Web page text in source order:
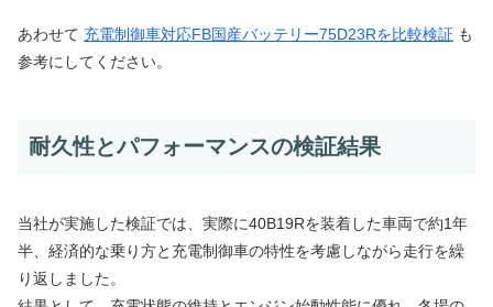
あわせて 充電制御車対応FB国産バッテリー75D23Rを比較検証 も
参考にしてください。
耐久性とパフォーマンスの検証結果
当社が実施した検証では、実際に40B19Rを装着した車両で約1年
半、経済的な乗り方と充電制御車の特性を考慮しながら走行を繰
り返しました。